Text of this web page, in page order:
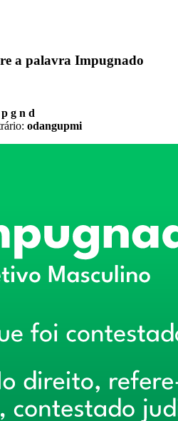
a palavra Impugnado
g n d
odangupmi